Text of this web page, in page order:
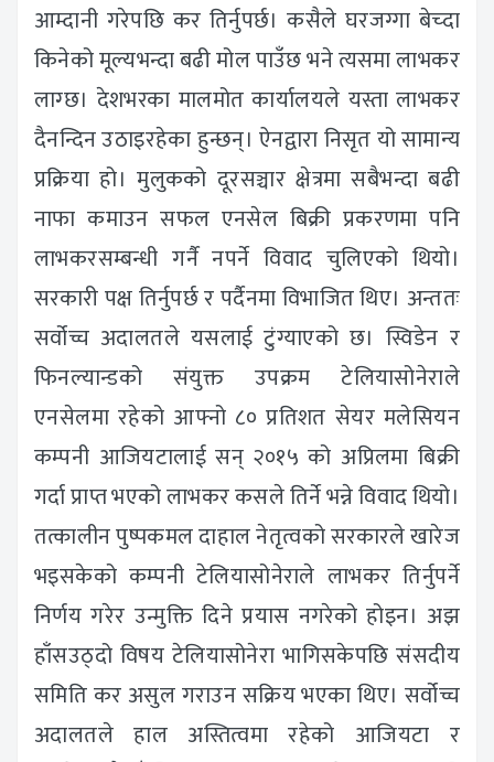
आम्दानी गरेपछि कर तिर्नुपर्छ। कसैले घरजग्गा बेच्दा
किनेको मूल्यभन्दा बढी मोल पाउँछ भने त्यसमा लाभकर
लाग्छ। देशभरका मालमोत कार्यालयले यस्ता लाभकर
दैनन्दिन उठाइरहेका हुन्छन्। ऐनद्वारा निसृत यो सामान्य
प्रक्रिया हो। मुलुकको दूरसञ्चार क्षेत्रमा सबैभन्दा बढी
नाफा कमाउन सफल एनसेल बिक्री प्रकरणमा पनि
लाभकरसम्बन्धी गर्नै नपर्ने विवाद चुलिएको थियो।
सरकारी पक्ष तिर्नुपर्छ र पर्दैनमा विभाजित थिए। अन्ततः
सर्वोच्च अदालतले यसलाई टुंग्याएको छ। स्विडेन र
फिनल्यान्डको संयुक्त उपक्रम टेलियासोनेराले
एनसेलमा रहेको आफ्नो ८० प्रतिशत सेयर मलेसियन
कम्पनी आजियटालाई सन् २०१५ को अप्रिलमा बिक्री
गर्दा प्राप्त भएको लाभकर कसले तिर्ने भन्ने विवाद थियो।
तत्कालीन पुष्पकमल दाहाल नेतृत्वको सरकारले खारेज
भइसकेको कम्पनी टेलियासोनेराले लाभकर तिर्नुपर्ने
निर्णय गरेर उन्मुक्ति दिने प्रयास नगरेको होइन। अझ
हाँसउठ्दो विषय टेलियासोनेरा भागिसकेपछि संसदीय
समिति कर असुल गराउन सक्रिय भएका थिए। सर्वोच्च
अदालतले हाल अस्तित्वमा रहेको आजियटा र